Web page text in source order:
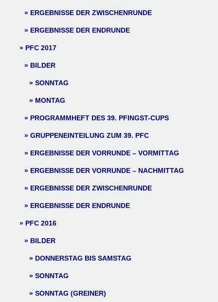
ERGEBNISSE DER ZWISCHENRUNDE
ERGEBNISSE DER ENDRUNDE
PFC 2017
BILDER
SONNTAG
MONTAG
PROGRAMMHEFT DES 39. PFINGST-CUPS
GRUPPENEINTEILUNG ZUM 39. PFC
ERGEBNISSE DER VORRUNDE – VORMITTAG
ERGEBNISSE DER VORRUNDE – NACHMITTAG
ERGEBNISSE DER ZWISCHENRUNDE
ERGEBNISSE DER ENDRUNDE
PFC 2016
BILDER
DONNERSTAG BIS SAMSTAG
SONNTAG
SONNTAG (GREINER)